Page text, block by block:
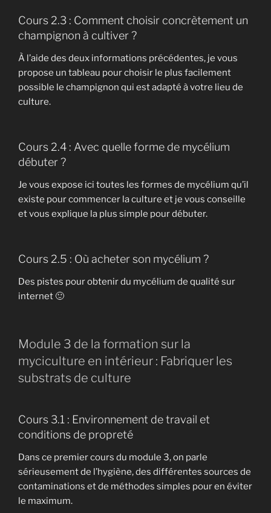
Cours 2.3 : Comment choisir concrètement un
champignon à cultiver ?
À l’aide des deux informations précédentes, je vous
propose un tableau pour choisir le plus facilement
possible le champignon qui est adapté à votre lieu de
culture.
Cours 2.4 : Avec quelle forme de mycélium
débuter ?
Je vous expose ici toutes les formes de mycélium qu’il
existe pour commencer la culture et je vous conseille
et vous explique la plus simple pour débuter.
Cours 2.5 : Où acheter son mycélium ?
Des pistes pour obtenir du mycélium de qualité sur
internet 🙂
Module 3 de la formation sur la
myciculture en intérieur : Fabriquer les
substrats de culture
Cours 3.1 : Environnement de travail et
conditions de propreté
Dans ce premier cours du module 3, on parle
sérieusement de l’hygiène, des différentes sources de
contaminations et de méthodes simples pour en éviter
le maximum.